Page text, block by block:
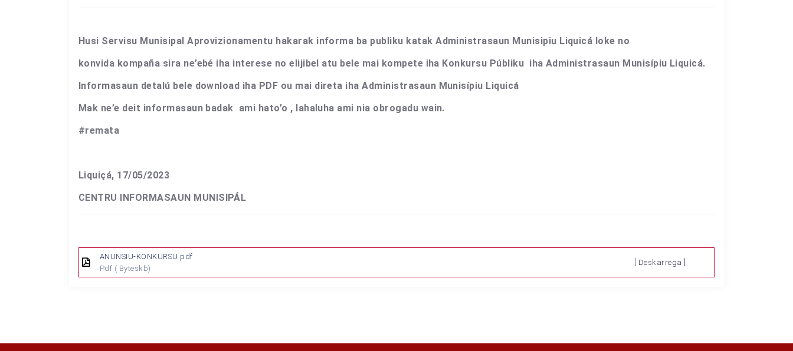
Husi Servisu Munisipal Aprovizionamentu hakarak informa ba publiku katak Administrasaun Munisipiu Liquicá loke no
konvida kompaña sira ne’ebé iha interese no elijibel atu bele mai kompete iha Konkursu Públiku iha Administrasaun Munisípiu Liquicá.
Informasaun detalú bele download iha PDF ou mai direta iha Administrasaun Munisípiu Liquicá
Mak ne’e deit informasaun badak ami hato’o , lahaluha ami nia obrogadu wain.
#remata
Liquiçá, 17/05/2023
CENTRU INFORMASAUN MUNISIPÁL
ANUNSIU-KONKURSU.pdf
Pdf ( Byteskb)
[ Deskarrega ]